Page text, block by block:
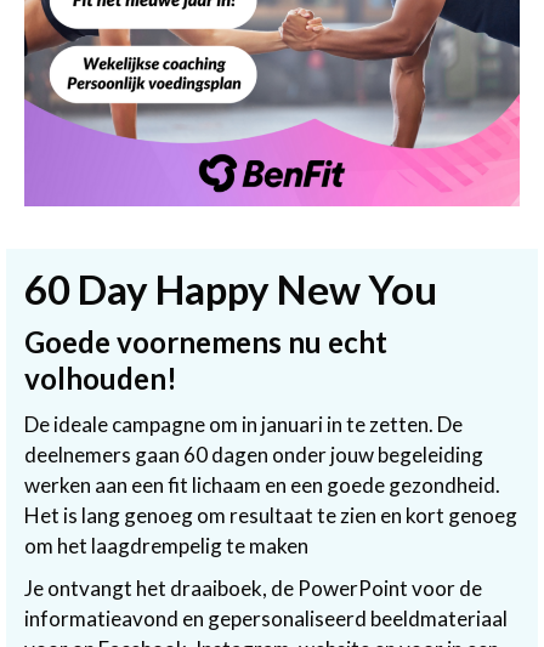
60 Day Happy New You
Goede voornemens nu echt
volhouden!
De ideale campagne om in januari in te zetten. De
deelnemers gaan 60 dagen onder jouw begeleiding
werken aan een fit lichaam en een goede gezondheid.
Het is lang genoeg om resultaat te zien en kort genoeg
om het laagdrempelig te maken
Je ontvangt het draaiboek, de PowerPoint voor de
informatieavond en gepersonaliseerd beeldmateriaal